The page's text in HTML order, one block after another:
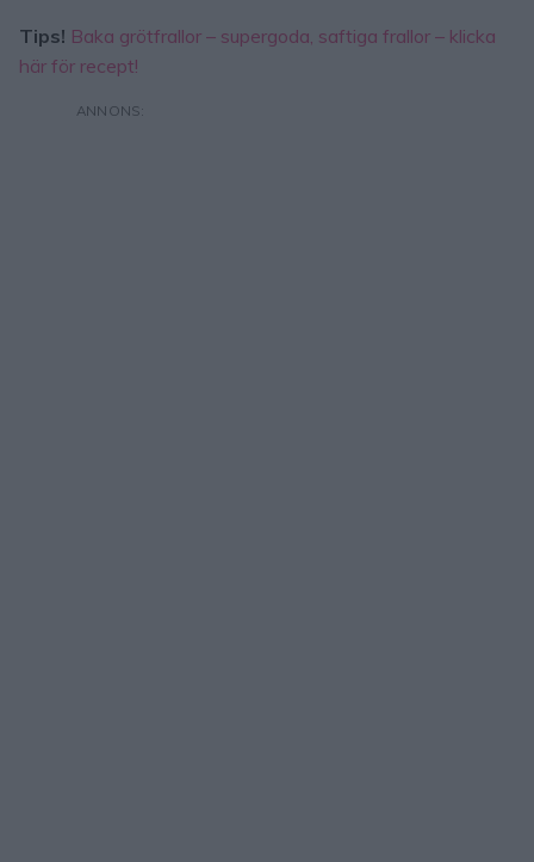
Tips! Baka grötfrallor – supergoda, saftiga frallor – klicka
här för recept!